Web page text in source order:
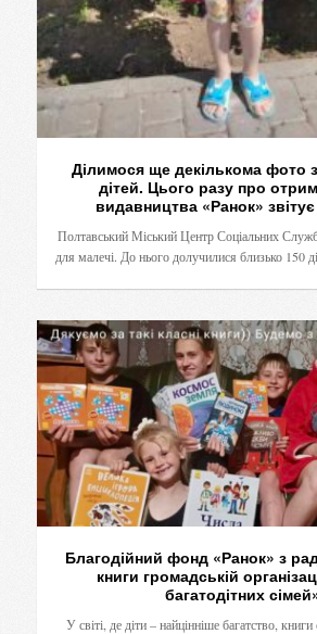
Ділимося ще декількома фото
дітей. Цього разу про
видавництва «Ранок»
Полтавський Міський Центр Соціальних
для малечі. До нього долучилися близько 150
Благодійний фонд «Ранок» з
книги громадській
багатодітних
У світі, де діти – найцінніше багатство,